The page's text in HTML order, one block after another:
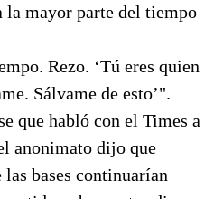
la mayor parte del tiempo
Rezo. ‘Tú eres quien
Sálvame de esto’".
que habló con el Times a
anonimato dijo que
bases continuarían